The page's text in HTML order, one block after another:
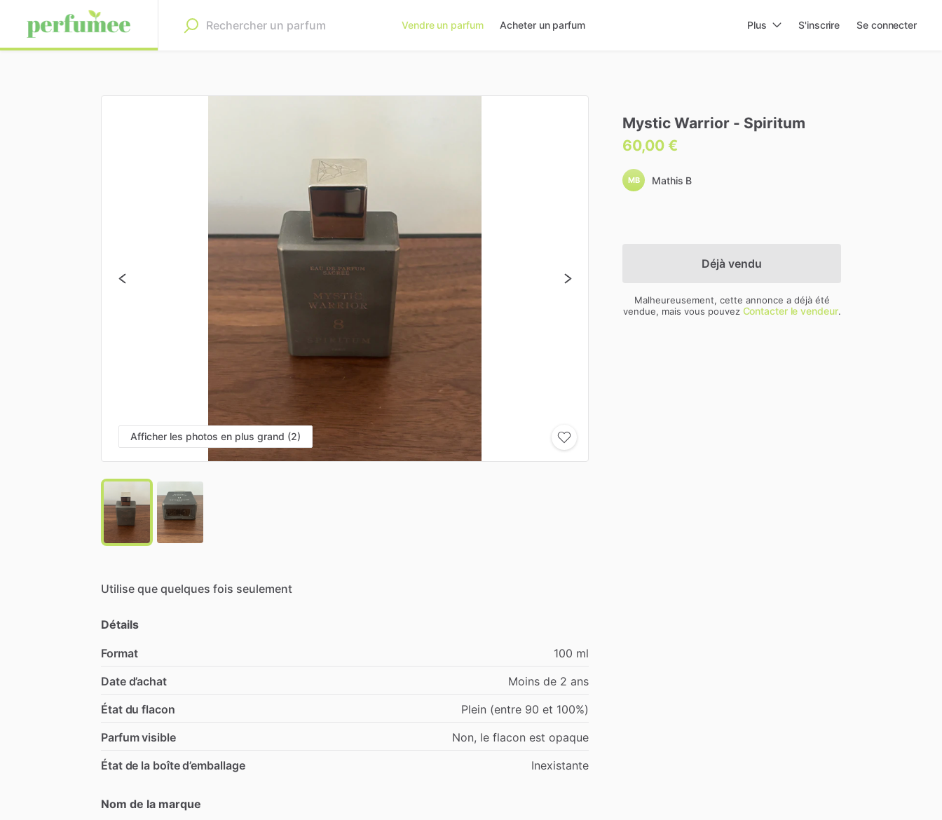
Vendre un parfum Acheter un parfum Plus S'inscrire Se connecter
Afficher les photos en plus grand (2)
Utilise que quelques fois seulement
Détails
Format
100 ml
Date d’achat
Moins de 2 ans
État du flacon
Plein (entre 90 et 100%)
Parfum visible
Non, le flacon est opaque
État de la boîte d’emballage
Inexistante
Nom de la marque
Mystic Warrior - Spiritum
60,00 €
MB Mathis B
Déjà vendu
Malheureusement, cette annonce a déjà été
vendue, mais vous pouvez Contacter le vendeur.